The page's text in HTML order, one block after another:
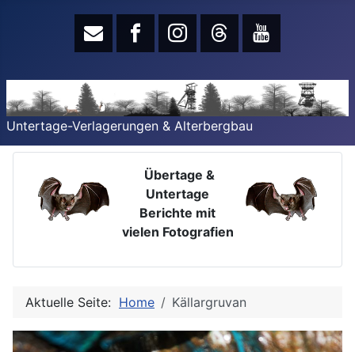
Untertage-Verlagerungen & Alterbergbau
Übertage &
Untertage
Berichte mit
vielen Fotografien
Aktuelle Seite: Home Källargruvan